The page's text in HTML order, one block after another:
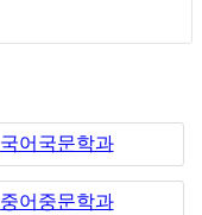
국어국문학과
중어중문학과